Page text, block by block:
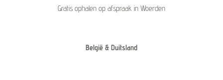
Gratis ophalen op afspraak in Woerden
België & Duitsland